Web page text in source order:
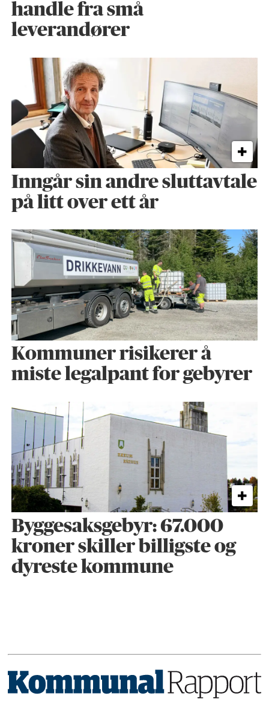
handle fra små
leverandører
Inngår sin andre sluttavtale
på litt over ett år
Kommuner risikerer å
miste legalpant for gebyrer
Byggesaks­gebyr: 67.000
kroner skiller billigste og
dyreste kommune